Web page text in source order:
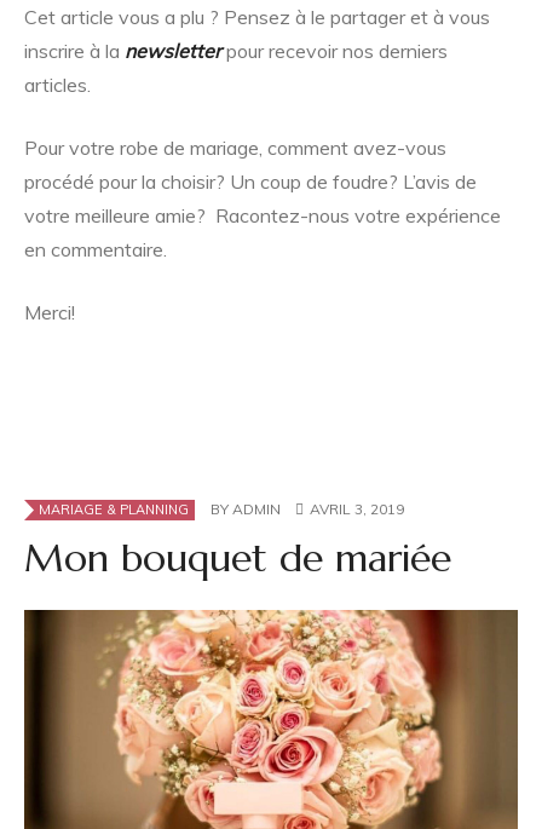
Cet article vous a plu ? Pensez à le partager et à vous
inscrire à la newsletterpour recevoir nos derniers
articles.
Pour votre robe de mariage, comment avez-vous
procédé pour la choisir? Un coup de foudre? L’avis de
votre meilleure amie? Racontez-nous votre expérience
en commentaire.
Merci!
MARIAGE & PLANNING BY ADMIN AVRIL 3, 2019
Mon bouquet de mariée